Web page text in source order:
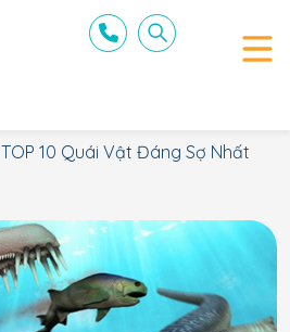
TOP 10 Quái Vật Đáng Sợ Nhất